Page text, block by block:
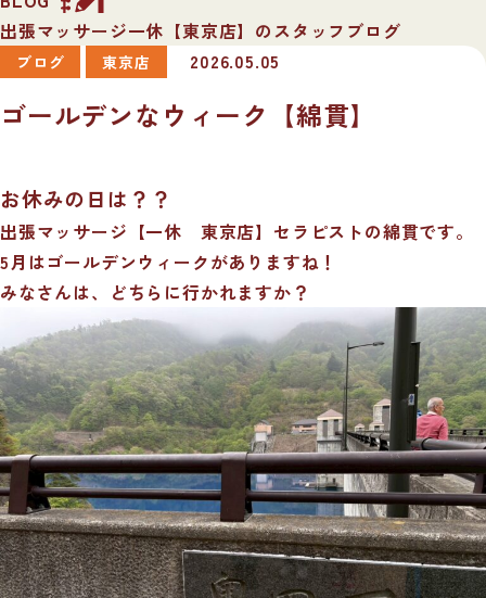
出張マッサージ一休【東京店】のスタッフブログ
ブログ 東京店 2026.05.05
ゴールデンなウィーク【綿貫】
お休みの日は？？
出張マッサージ【一休 東京店】セラピストの綿貫です。
5月はゴールデンウィークがありますね！
みなさんは、どちらに行かれますか？